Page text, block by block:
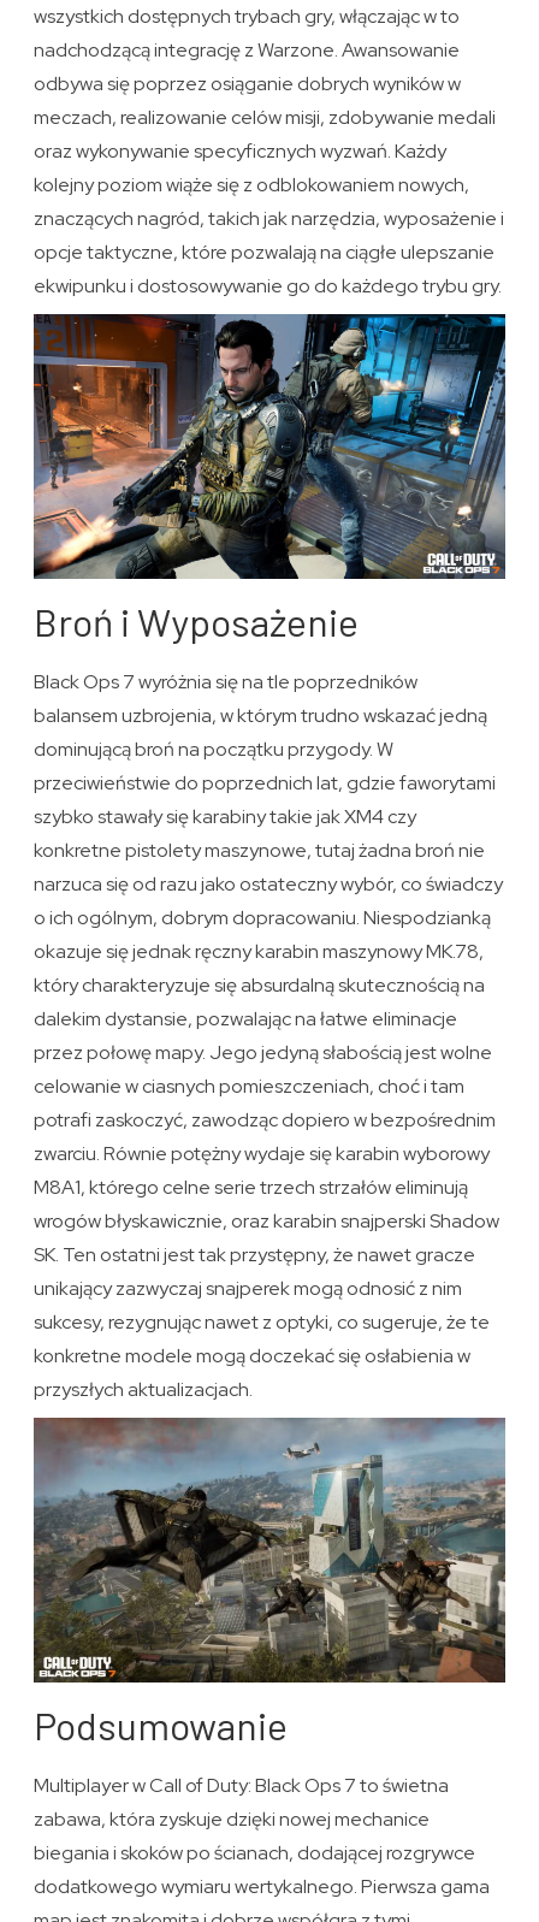
wszystkich dostępnych trybach gry, włączając w to
nadchodzącą integrację z Warzone. Awansowanie
odbywa się poprzez osiąganie dobrych wyników w
meczach, realizowanie celów misji, zdobywanie medali
oraz wykonywanie specyficznych wyzwań. Każdy
kolejny poziom wiąże się z odblokowaniem nowych,
znaczących nagród, takich jak narzędzia, wyposażenie i
opcje taktyczne, które pozwalają na ciągłe ulepszanie
ekwipunku i dostosowywanie go do każdego trybu gry.
Broń i Wyposażenie
Black Ops 7 wyróżnia się na tle poprzedników
balansem uzbrojenia, w którym trudno wskazać jedną
dominującą broń na początku przygody. W
przeciwieństwie do poprzednich lat, gdzie faworytami
szybko stawały się karabiny takie jak XM4 czy
konkretne pistolety maszynowe, tutaj żadna broń nie
narzuca się od razu jako ostateczny wybór, co świadczy
o ich ogólnym, dobrym dopracowaniu. Niespodzianką
okazuje się jednak ręczny karabin maszynowy MK.78,
który charakteryzuje się absurdalną skutecznością na
dalekim dystansie, pozwalając na łatwe eliminacje
przez połowę mapy. Jego jedyną słabością jest wolne
celowanie w ciasnych pomieszczeniach, choć i tam
potrafi zaskoczyć, zawodząc dopiero w bezpośrednim
zwarciu. Równie potężny wydaje się karabin wyborowy
M8A1, którego celne serie trzech strzałów eliminują
wrogów błyskawicznie, oraz karabin snajperski Shadow
SK. Ten ostatni jest tak przystępny, że nawet gracze
unikający zazwyczaj snajperek mogą odnosić z nim
sukcesy, rezygnując nawet z optyki, co sugeruje, że te
konkretne modele mogą doczekać się osłabienia w
przyszłych aktualizacjach.
Podsumowanie
Multiplayer w Call of Duty: Black Ops 7 to świetna
zabawa, która zyskuje dzięki nowej mechanice
biegania i skoków po ścianach, dodającej rozgrywce
dodatkowego wymiaru wertykalnego. Pierwsza gama